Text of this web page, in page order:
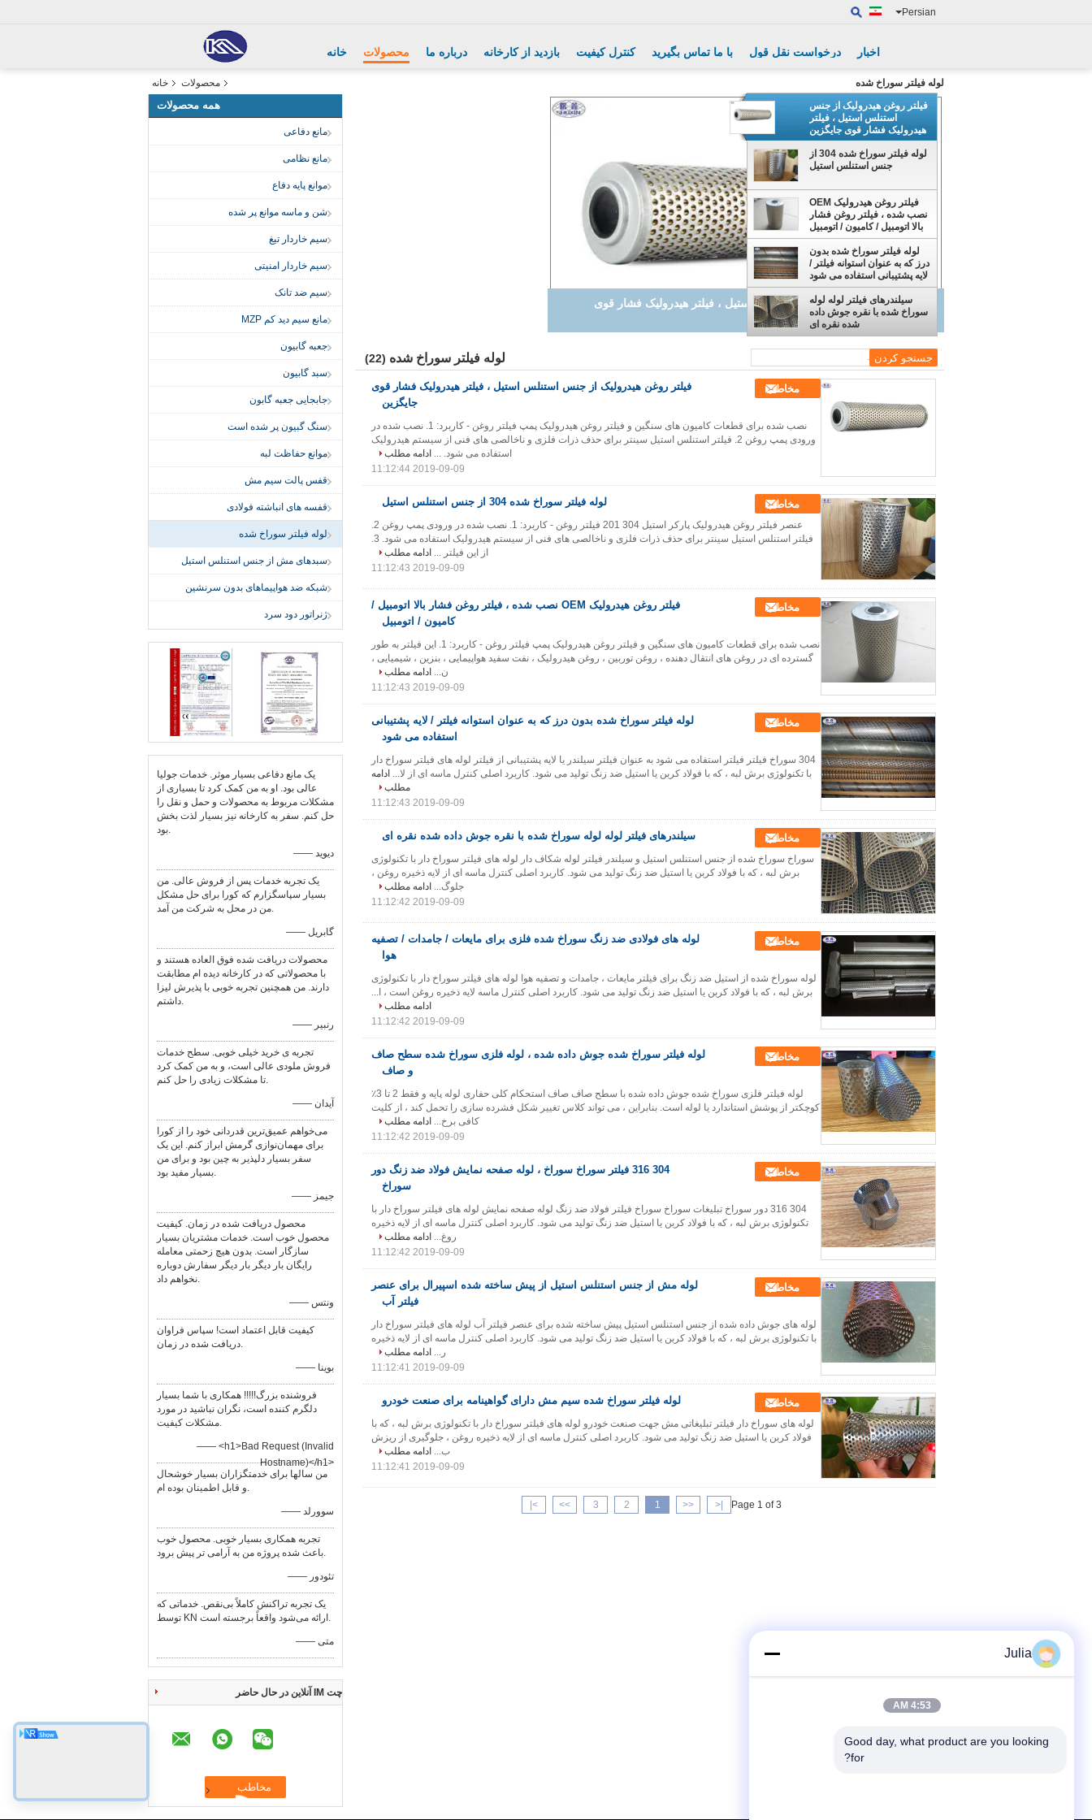
Persian
خانه محصولات درباره ما بازدید از کارخانه کنترل کیفیت با ما تماس بگیرید درخواست نقل قول اخبار
خانه محصولات لوله فیلتر سوراخ شده
همه محصولات
مانع دفاعی
مانع نظامی
موانع پایه دفاع
شن و ماسه موانع پر شده
سیم خاردار تیغ
سیم خاردار امنیتی
سیم ضد تانک
مانع سیم دید کم MZP
جعبه گابیون
سبد گابیون
جابجایی جعبه گابون
سنگ گبیون پر شده است
موانع حفاظت لبه
قفس پالت سیم مش
قفسه های انباشته فولادی
لوله فیلتر سوراخ شده
سبدهای مش از جنس استنلس استیل
شبکه ضد هواپیماهای بدون سرنشین
ژنراتور دود سرد
یک مانع دفاعی بسیار موثر. خدمات جولیا
عالی بود. او به من کمک کرد تا بسیاری از
مشکلات مربوط به محصولات و حمل و نقل را
حل کنم. سفر به کارخانه نیز بسیار لذت بخش
بود.
—— دیوید
یک تجربه خدمات پس از فروش عالی. من
بسیار سپاسگزارم که کورا برای حل مشکل
من در محل به شرکت من آمد.
—— گابریل
محصولات دریافت شده فوق العاده هستند و
با محصولاتی که در کارخانه دیده ام مطابقت
دارند. من همچنین تجربه خوبی با پذیرش لیزا
داشتم.
—— رنبير
تجربه ی خرید خیلی خوبی. سطح خدمات
فروش ملودی عالی است، و به من کمک کرد
تا مشکلات زیادی را حل کنم.
—— آيدان
می‌خواهم عمیق‌ترین قدردانی خود را از کورا
برای مهمان‌نوازی گرمش ابراز کنم. این یک
سفر بسیار دلپذیر به چین بود و برای من
بسیار مفید بود.
—— جیمز
محصول دریافت شده در زمان. کیفیت
محصول خوب است. خدمات مشتریان بسیار
سازگار است. بدون هیچ زحمتی معامله
رایگان بار دیگر بار دیگر سفارش دوباره
نخواهم داد.
—— ونتس
کیفیت قابل اعتماد است! سپاس فراوان
دریافت شده در زمان.
—— بوینا
فروشنده بزرگ!!!!! همکاری با شما بسیار
دلگرم کننده است، نگران نباشید در مورد
مشکلات کیفیت.
—— <h1>Bad Request (Invalid
Hostname)</h1>
من سالها برای خدمتگزاران بسیار خوشحال
و قابل اطمینان بوده ام.
—— سوورلد
تجربه همکاری بسیار خوبی. محصول خوب
باعث شده پروژه من به آرامی تر پیش برود.
—— تئودور
یک تجربه تراکنش کاملاً بی‌نقص. خدماتی که
توسط KN ارائه می‌شود واقعاً برجسته است.
—— متی
چت IM آنلاین در حال حاضر
لوله فیلتر سوراخ شده 304 از جنس استنلس استیل
فیلتر روغن هیدرولیک از جنس
استنلس استیل ، فیلتر
هیدرولیک فشار قوی جایگزین
لوله فیلتر سوراخ شده 304 از
جنس استنلس استیل
فیلتر روغن هیدرولیک OEM
نصب شده ، فیلتر روغن فشار
بالا اتومبیل / کامیون / اتومبیل
لوله فیلتر سوراخ شده بدون
درز که به عنوان استوانه فیلتر /
لایه پشتیبانی استفاده می شود
سیلندرهای فیلتر لوله لوله
سوراخ شده با نقره جوش داده
شده نقره ای
لوله فیلتر سوراخ شده (22)
فیلتر روغن هیدرولیک از جنس استنلس استیل ، فیلتر هیدرولیک فشار قوی
جایگزین
مخاطب
نصب شده برای قطعات کامیون های سنگین و فیلتر روغن هیدرولیک پمپ فیلتر روغن - کاربرد: 1. نصب شده در
ورودی پمپ روغن 2. فیلتر استنلس استیل سینتر برای حذف ذرات فلزی و ناخالصی های فنی از سیستم هیدرولیک
استفاده می شود. ... ادامه مطلب
2019-09-09 11:12:44
لوله فیلتر سوراخ شده 304 از جنس استنلس استیل مخاطب
عنصر فیلتر روغن هیدرولیک پارکر استیل 304 201 فیلتر روغن - کاربرد: 1. نصب شده در ورودی پمپ روغن 2.
فیلتر استنلس استیل سینتر برای حذف ذرات فلزی و ناخالصی های فنی از سیستم هیدرولیک استفاده می شود. 3.
از این فیلتر ... ادامه مطلب
2019-09-09 11:12:43
فیلتر روغن هیدرولیک OEM نصب شده ، فیلتر روغن فشار بالا اتومبیل /
کامیون / اتومبیل
مخاطب
نصب شده برای قطعات کامیون های سنگین و فیلتر روغن هیدرولیک پمپ فیلتر روغن - کاربرد: 1. این فیلتر به طور
گسترده ای در روغن های انتقال دهنده ، روغن توربین ، روغن هیدرولیک ، نفت سفید هواپیمایی ، بنزین ، شیمیایی ،
ن... ادامه مطلب
2019-09-09 11:12:43
لوله فیلتر سوراخ شده بدون درز که به عنوان استوانه فیلتر / لایه پشتیبانی
استفاده می شود
مخاطب
304 سوراخ فیلتر فیلتر استفاده می شود به عنوان فیلتر سیلندر یا لایه پشتیبانی از فیلتر لوله های فیلتر سوراخ دار
با تکنولوژی برش لبه ، که با فولاد کربن یا استیل ضد زنگ تولید می شود. کاربرد اصلی کنترل ماسه ای از لا... ادامه
مطلب
2019-09-09 11:12:43
سیلندرهای فیلتر لوله لوله سوراخ شده با نقره جوش داده شده نقره ای مخاطب
سوراخ سوراخ شده از جنس استنلس استیل و سیلندر فیلتر لوله شکاف دار لوله های فیلتر سوراخ دار با تکنولوژی
برش لبه ، که با فولاد کربن یا استیل ضد زنگ تولید می شود. کاربرد اصلی کنترل ماسه ای از لایه ذخیره روغن ،
جلوگ... ادامه مطلب
2019-09-09 11:12:42
لوله های فولادی ضد زنگ سوراخ شده فلزی برای مایعات / جامدات / تصفیه
هوا
مخاطب
لوله سوراخ شده از استیل ضد زنگ برای فیلتر مایعات ، جامدات و تصفیه هوا لوله های فیلتر سوراخ دار با تکنولوژی
برش لبه ، که با فولاد کربن یا استیل ضد زنگ تولید می شود. کاربرد اصلی کنترل ماسه لایه ذخیره روغن است ، ا...
ادامه مطلب
2019-09-09 11:12:42
لوله فیلتر سوراخ شده جوش داده شده ، لوله فلزی سوراخ شده سطح صاف
و صاف
مخاطب
لوله فیلتر فلزی سوراخ شده جوش داده شده با سطح صاف صاف استحکام کلی حفاری لوله پایه و فقط 2 تا 3٪
کوچکتر از پوشش استاندارد یا لوله است. بنابراین ، می تواند کلاس تغییر شکل فشرده سازی را تحمل کند ، از کلیت
کافی برخ... ادامه مطلب
2019-09-09 11:12:42
304 316 فیلتر سوراخ سوراخ ، لوله صفحه نمایش فولاد ضد زنگ دور
سوراخ
مخاطب
304 316 دور سوراخ تبلیغات سوراخ سوراخ فیلتر فولاد ضد زنگ لوله صفحه نمایش لوله های فیلتر سوراخ دار با
تکنولوژی برش لبه ، که با فولاد کربن یا استیل ضد زنگ تولید می شود. کاربرد اصلی کنترل ماسه ای از لایه ذخیره
روغ... ادامه مطلب
2019-09-09 11:12:42
لوله مش از جنس استنلس استیل از پیش ساخته شده اسپیرال برای عنصر
فیلتر آب
مخاطب
لوله های جوش داده شده از جنس استنلس استیل پیش ساخته شده برای عنصر فیلتر آب لوله های فیلتر سوراخ دار
با تکنولوژی برش لبه ، که با فولاد کربن یا استیل ضد زنگ تولید می شود. کاربرد اصلی کنترل ماسه ای از لایه ذخیره
ر... ادامه مطلب
2019-09-09 11:12:41
لوله فیلتر سوراخ شده سیم مش دارای گواهینامه برای صنعت خودرو مخاطب
لوله های سوراخ دار فیلتر تبلیغاتی مش جهت صنعت خودرو لوله های فیلتر سوراخ دار با تکنولوژی برش لبه ، که با
فولاد کربن یا استیل ضد زنگ تولید می شود. کاربرد اصلی کنترل ماسه ای از لایه ذخیره روغن ، جلوگیری از ریزش
ب... ادامه مطلب
2019-09-09 11:12:41
Page 1 of 3
|<
<<
1
2
3
>>
>|
Julia
4:53 AM
Good day, what product are you looking
for?